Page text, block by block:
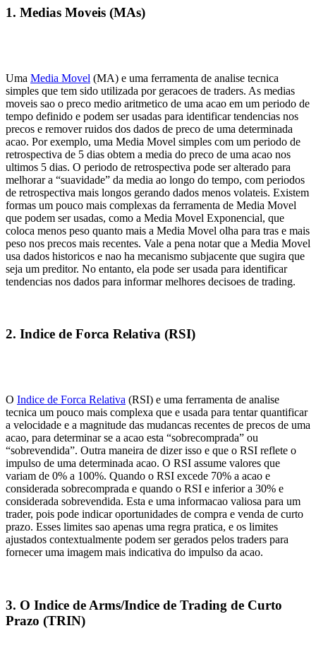
1. Medias Moveis (MAs)
Uma Media Movel (MA) e uma ferramenta de analise tecnica
simples que tem sido utilizada por geracoes de traders. As medias
moveis sao o preco medio aritmetico de uma acao em um periodo de
tempo definido e podem ser usadas para identificar tendencias nos
precos e remover ruidos dos dados de preco de uma determinada
acao. Por exemplo, uma Media Movel simples com um periodo de
retrospectiva de 5 dias obtem a media do preco de uma acao nos
ultimos 5 dias. O periodo de retrospectiva pode ser alterado para
melhorar a “suavidade” da media ao longo do tempo, com periodos
de retrospectiva mais longos gerando dados menos volateis. Existem
formas um pouco mais complexas da ferramenta de Media Movel
que podem ser usadas, como a Media Movel Exponencial, que
coloca menos peso quanto mais a Media Movel olha para tras e mais
peso nos precos mais recentes. Vale a pena notar que a Media Movel
usa dados historicos e nao ha mecanismo subjacente que sugira que
seja um preditor. No entanto, ela pode ser usada para identificar
tendencias nos dados para informar melhores decisoes de trading.
2. Indice de Forca Relativa (RSI)
O Indice de Forca Relativa (RSI) e uma ferramenta de analise
tecnica um pouco mais complexa que e usada para tentar quantificar
a velocidade e a magnitude das mudancas recentes de precos de uma
acao, para determinar se a acao esta “sobrecomprada” ou
“sobrevendida”. Outra maneira de dizer isso e que o RSI reflete o
impulso de uma determinada acao. O RSI assume valores que
variam de 0% a 100%. Quando o RSI excede 70% a acao e
considerada sobrecomprada e quando o RSI e inferior a 30% e
considerada sobrevendida. Esta e uma informacao valiosa para um
trader, pois pode indicar oportunidades de compra e venda de curto
prazo. Esses limites sao apenas uma regra pratica, e os limites
ajustados contextualmente podem ser gerados pelos traders para
fornecer uma imagem mais indicativa do impulso da acao.
3. O Indice de Arms/Indice de Trading de Curto
Prazo (TRIN)